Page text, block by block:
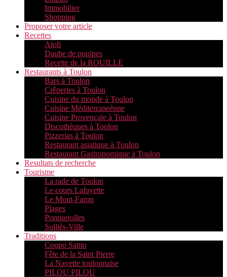
Immobilier
Shopping
Proposer votre article
Recettes
Aïoli
Daube de poulpes
Recette de la ROUILLE
Restaurants à Toulon
Bars à Toulon
Crêperies à Toulon
Cuisine du monde à Toulon
Cuisine Méditerraneénne
Cuisine Provençale à Toulon
Discothèques à Toulon
Pizzerias à Toulon
Restaurant asiatique à Toulon
Restaurant Gastronomique à Toulon
Resultats de recherche
Tourisme
La rade de Toulon
Le cours Lafayette
Le Mont-Faron
Plages
Porquerolles
Solliès-Ville
Traditions
Coupo Santo
Fête de la Saint Pierre
La Navette toulonnaise
PILOU PILOU